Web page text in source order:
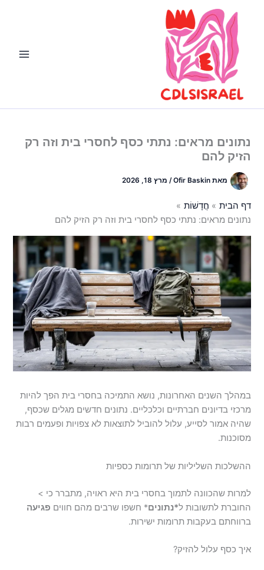
נתונים מראים: נתתי כסף לחסרי בית וזה רק
הזיק להם
מאתOfir Baskin
/ מרץ 18, 2026
דף הבית
חֲדָשׁוֹת
נתונים מראים: נתתי כסף לחסרי בית וזה רק הזיק להם
במהלך השנים האחרונות, נושא התמיכה בחסרי בית הפך להיות
מרכזי בדיונים חברתיים וכלכליים. נתונים חדשים מגלים שכסף,
שהיה אמור לסייע, עלול להוביל לתוצאות לא צפויות ופעמים רבות
מסוכנות.
ההשלכות השליליות של תרומות כספיות
למרות שהכוונה לתמוך בחסרי בית היא ראויה, מתברר כי >
החוברת לתשובות ל*נתונים* חשפו שרבים מהם חווים פגיעה
ברווחתם בעקבות תרומות ישירות.
איך כסף עלול להזיק?